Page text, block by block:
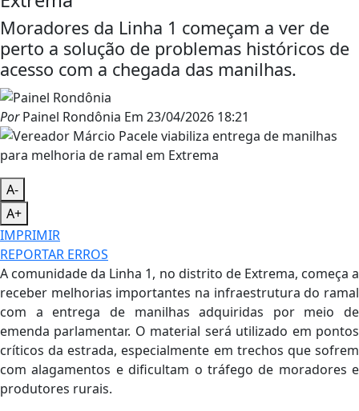
Moradores da Linha 1 começam a ver de
perto a solução de problemas históricos de
acesso com a chegada das manilhas.
PorPainel Rondônia Em 23/04/2026 18:21
A-
A+
IMPRIMIR
REPORTAR ERROS
A comunidade da Linha 1, no distrito de Extrema, começa a
receber melhorias importantes na infraestrutura do ramal
com a entrega de manilhas adquiridas por meio de
emenda parlamentar. O material será utilizado em pontos
críticos da estrada, especialmente em trechos que sofrem
com alagamentos e dificultam o tráfego de moradores e
produtores rurais.